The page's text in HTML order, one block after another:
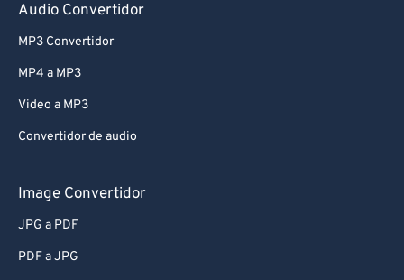
Audio Convertidor
MP3 Convertidor
MP4 a MP3
Video a MP3
Convertidor de audio
Image Convertidor
JPG a PDF
PDF a JPG